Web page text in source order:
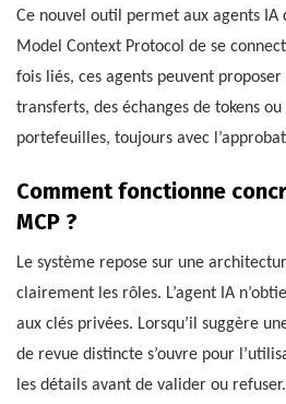
Ce nouvel outil permet aux agents IA
Model Context Protocol de se
fois liés, ces agents peuvent
transferts, des échanges de tokens
portefeuilles, toujours avec
Comment fonctionne
MCP ?
Le système repose sur une
clairement les rôles. L’agent IA
aux clés privées. Lorsqu’il suggère
de revue distincte s’ouvre pour
les détails avant de valider ou refuser.